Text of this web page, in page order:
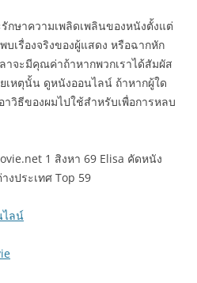
กษาความเพลิดเพลินของหนังตั้งแต่
เรื่องจริงของผู้แสดง หรือฉากหัก
าจะมีคุณค่าถ้าหากพวกเราได้สัมผัส
เหตุนั้น ดูหนังออนไลน์ ถ้าหากผู้ใด
วิธีของผมไปใช้สำหรับเพื่อการหลบ
1 สิงหา 69 Elisa คัดหนัง
ประเทศ Top 59
ไลน์